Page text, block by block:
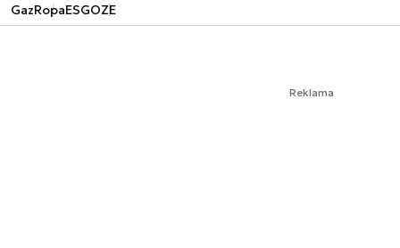
GazRopaESGOZE
Reklama